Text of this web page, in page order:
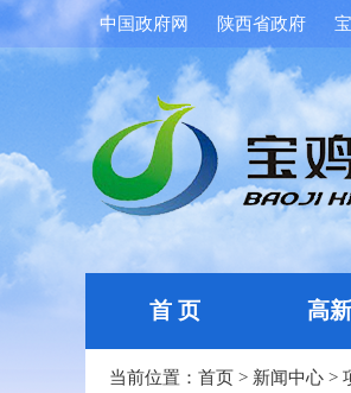
中国政府网 陕西省政府
首 页 高
当前位置： 首页 > 新闻中心 >